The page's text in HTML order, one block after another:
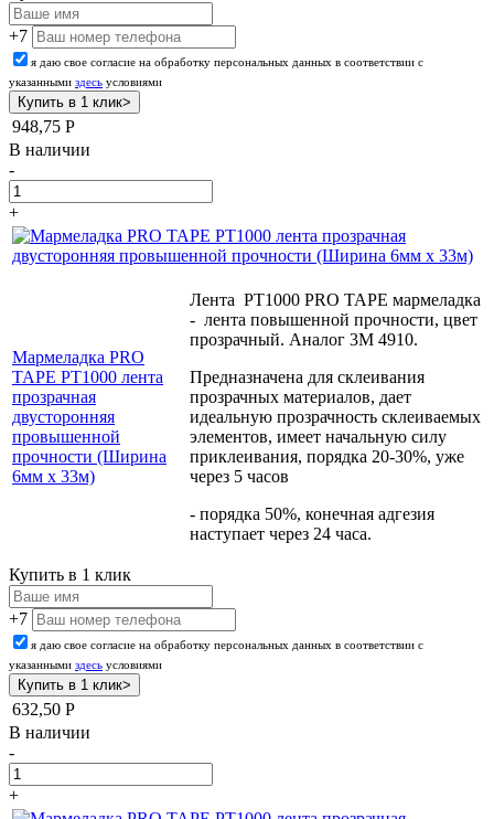
+7
я даю свое согласие на обработку персональных данных в соответствии с
указанными здесь условиями
948,75 Р
В наличии
-
+
Мармеладка PRO
TAPE PT1000 лента
прозрачная
двусторонняя
провышенной
прочности (Ширина
6мм х 33м)
Лента PT1000 PRO TAPE мармеладка
- лента повышенной прочности, цвет
прозрачный. Аналог 3М 4910.
Предназначена для склеивания
прозрачных материалов, дает
идеальную прозрачность склеиваемых
элементов, имеет начальную силу
приклеивания, порядка 20-30%, уже
через 5 часов
- порядка 50%, конечная адгезия
наступает через 24 часа.
Купить в 1 клик
+7
я даю свое согласие на обработку персональных данных в соответствии с
указанными здесь условиями
632,50 Р
В наличии
-
+